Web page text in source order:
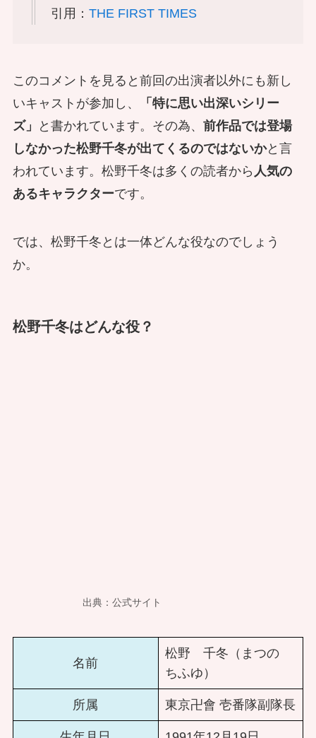
引用： THE FIRST TIMES
このコメントを見ると前回の出演者以外にも新し
いキャストが参加し、
「特に思い出深いシリー
ズ」
と書かれています。その為、 前作品では登場
しなかった松野千冬が出てくるのではないかと言
われています。松野千冬は多くの読者から 人気の
あるキャラクターです。
では、松野千冬とは一体どんな役なのでしょう
か。
松野千冬はどんな役？
出典：公式サイト
名前
松野 千冬（まつの
ちふゆ）
所属 東京卍會 壱番隊副隊長